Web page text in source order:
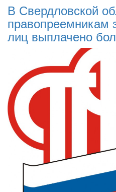
В Свердловской
правопреемникам
лиц выплачено